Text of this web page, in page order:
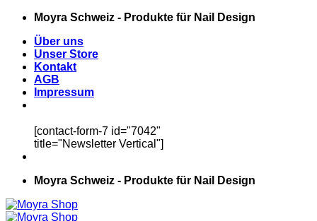
Zum
springen
Moyra Schweiz - Produkte für Nail Design
Über uns
Unser Store
Kontakt
AGB
Impressum
[contact-form-7 id="7042"
title="Newsletter Vertical"]
Moyra Schweiz - Produkte für Nail Design